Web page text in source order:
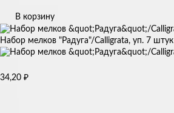
В корзину
Набор мелков "Радуга"/Calligrata, уп. 7 штук
34,20 ₽